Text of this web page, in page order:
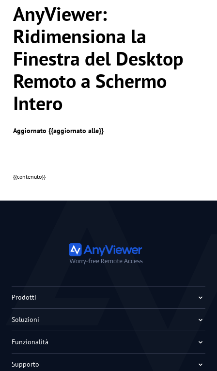
AnyViewer:
Ridimensiona la
Finestra del Desktop
Remoto a Schermo
Intero
Aggiornato {{aggiornato alle}}
{{contenuto}}
Prodotti
Soluzioni
Funzionalità
Supporto